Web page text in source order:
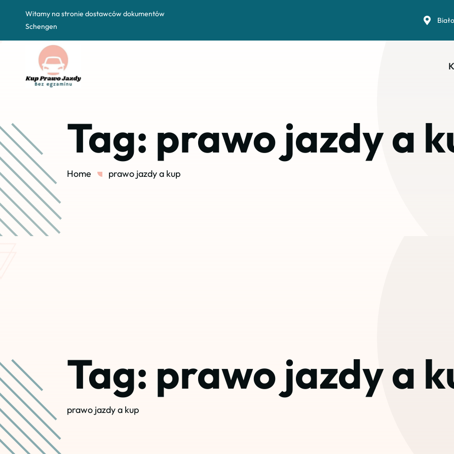
Witamy na stronie dostawców dokumentów
Schengen
Tag: prawo jazdy a
Home prawo jazdy a kup
Tag: prawo jazdy a
prawo jazdy a kup